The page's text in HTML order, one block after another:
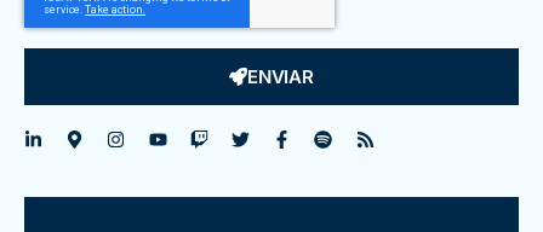
ENVIAR